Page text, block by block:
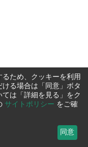
ため、クッキーを利用
る場合は「同意」ボタ
は「詳細を見る」をク
サイトポリシー をご確
同意